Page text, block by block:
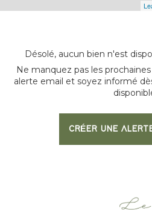
Désolé, aucun bien n'est
Ne manquez pas les
alerte email et soyez informé
CRÉER UNE